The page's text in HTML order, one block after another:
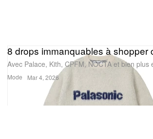
Mode
8 drops immanquables à shopper
Avec Palace, Kith, CPFM, NOCTA et bien plus
Mar 4, 2026